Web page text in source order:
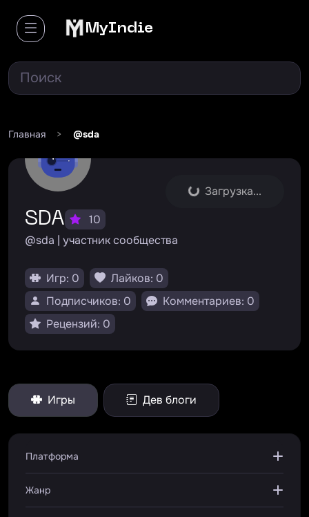
MyIndie
Главная > @sda
Загрузка...
SDA
10
@sda | участник сообщества
Игр: 0
Лайков: 0
Подписчиков: 0
Комментариев: 0
Рецензий: 0
Игры Дев блоги
Платформа
Жанр